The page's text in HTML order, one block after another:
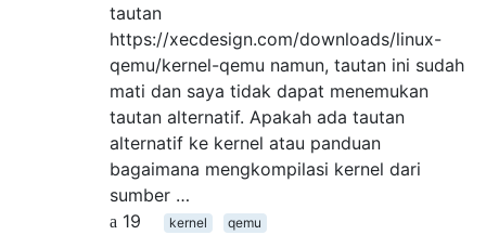
tautan
https://xecdesign.com/downloads/linux-
qemu/kernel-qemu namun, tautan ini sudah
mati dan saya tidak dapat menemukan
tautan alternatif. Apakah ada tautan
alternatif ke kernel atau panduan
bagaimana mengkompilasi kernel dari
sumber …
19
kernel qemu